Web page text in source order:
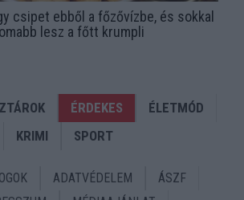
csipet ebből a főzővízbe, és sokkal
lesz a főtt krumpli
ÉRDEKES
ÉLETMÓD
KRIMI
SPORT
ADATVÉDELEM
ÁSZF